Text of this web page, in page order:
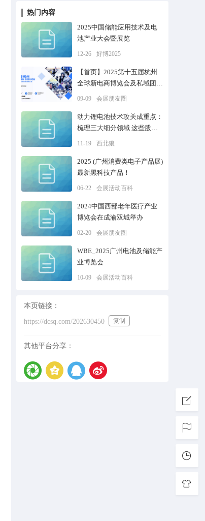
热门内容
2025中国储能应用技术及电
池产业大会暨展览
12-26 好博2025
【首页】2025第十五届杭州
全球新电商博览会及私域团长
大会
09-09 会展朋友圈
动力锂电池技术攻关成重点：
梳理三大细分领域 这些股有
望迎底部反转
11-19 西北狼
2025 (广州消费类电子产品展)
最新黑科技产品！
06-22 会展活动百科
2024中国西部老年医疗产业
博览会在成渝双城举办
02-20 会展朋友圈
WBE_2025广州电池及储能产
业博览会
10-09 会展活动百科
本页链接：
https://dcsq.com/202630450 复制
其他平台分享：